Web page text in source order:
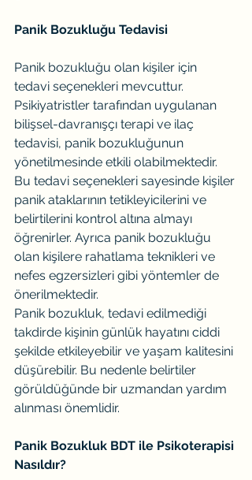
Panik Bozukluğu Tedavisi
Panik bozukluğu olan kişiler için
tedavi seçenekleri mevcuttur.
Psikiyatristler tarafından uygulanan
bilişsel-davranışçı terapi ve ilaç
tedavisi, panik bozukluğunun
yönetilmesinde etkili olabilmektedir.
Bu tedavi seçenekleri sayesinde kişiler
panik ataklarının tetikleyicilerini ve
belirtilerini kontrol altına almayı
öğrenirler. Ayrıca panik bozukluğu
olan kişilere rahatlama teknikleri ve
nefes egzersizleri gibi yöntemler de
önerilmektedir.
Panik bozukluk, tedavi edilmediği
takdirde kişinin günlük hayatını ciddi
şekilde etkileyebilir ve yaşam kalitesini
düşürebilir. Bu nedenle belirtiler
görüldüğünde bir uzmandan yardım
alınması önemlidir.
Panik Bozukluk BDT ile Psikoterapisi
Nasıldır?